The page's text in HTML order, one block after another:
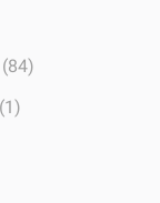
(84)
(1)